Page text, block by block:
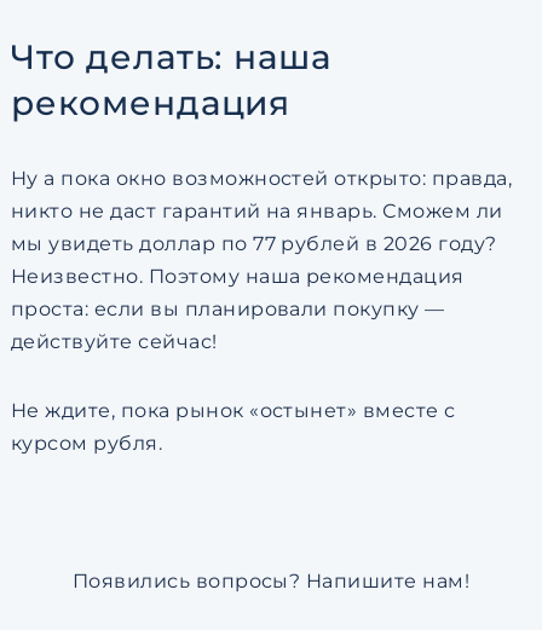
Что делать: наша
рекомендация
Ну а пока окно возможностей открыто: правда,
никто не даст гарантий на январь. Сможем ли
мы увидеть доллар по 77 рублей в 2026 году?
Неизвестно. Поэтому наша рекомендация
проста: если вы планировали покупку —
действуйте сейчас!
Не ждите, пока рынок «остынет» вместе с
курсом рубля.
Появились вопросы? Напишите нам!